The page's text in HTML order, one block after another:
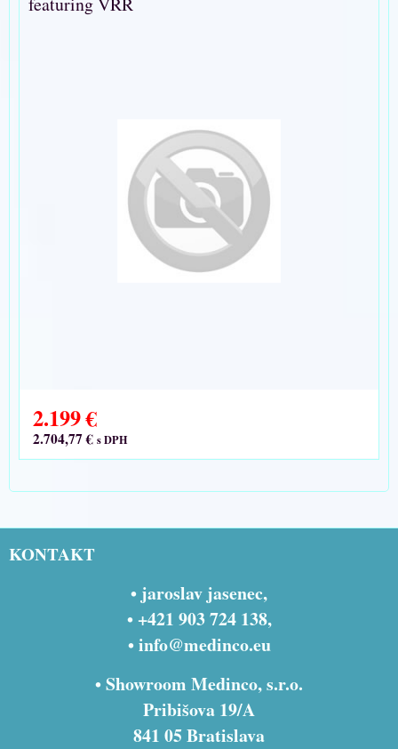
2.199 €
2.704,77 € s DPH
KONTAKT
• jaroslav jasenec,
• +421 903 724 138,
•info@medinco.eu
• Showroom Medinco, s.r.o.
Pribišova 19/A
841 05 Bratislava